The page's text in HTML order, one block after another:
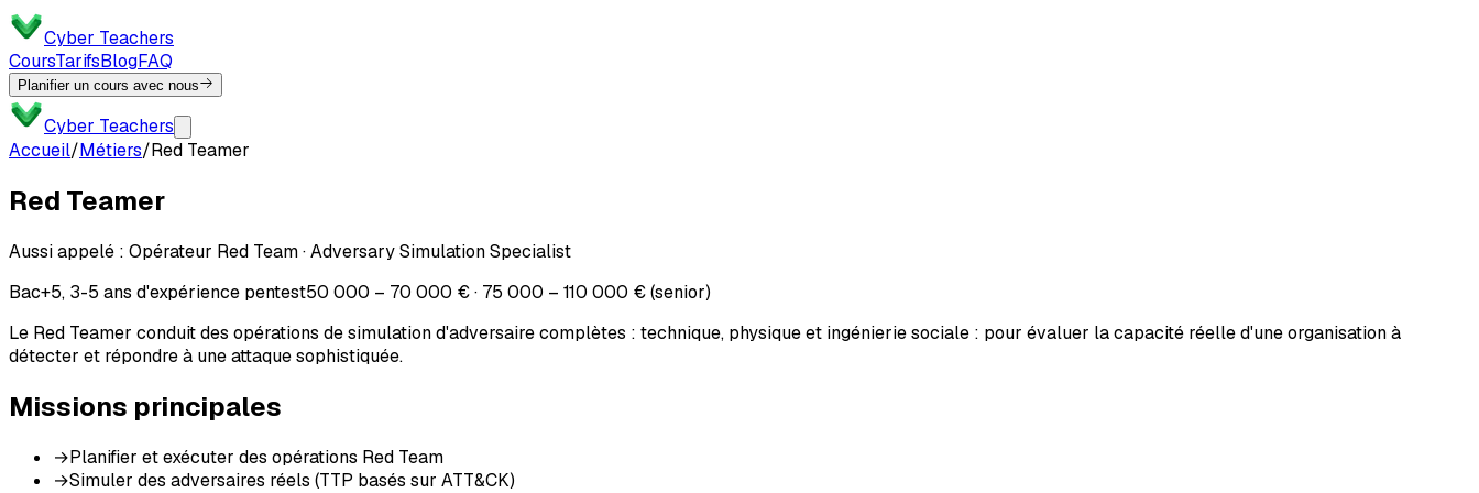
Cyber Teachers
CoursTarifsBlogFAQ
Planifier un cours avec nous
Cyber Teachers
Accueil/Métiers/Red Teamer
Red Teamer
Aussi appelé : Opérateur Red Team · Adversary Simulation Specialist
Bac+5, 3-5 ans d'expérience pentest50 000 – 70 000 € · 75 000 – 110 000 € (senior)
Le Red Teamer conduit des opérations de simulation d'adversaire complètes : technique, physique et ingénierie sociale : pour évaluer la capacité réelle d'une organisation à
détecter et répondre à une attaque sophistiquée.
Missions principales
→Planifier et exécuter des opérations Red Team
→Simuler des adversaires réels (TTP basés sur ATT&CK)